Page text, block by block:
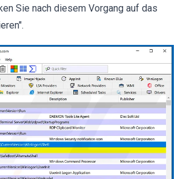
Sie nach diesem Vorgang auf das